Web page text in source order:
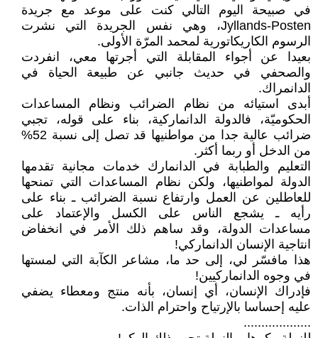
في صبيحة اليوم التالي كنت على موعد مع جريدة
Jyllands-Posten، وهي نفس الجريدة التي نشرت
الرسوم الكاريكاتورية لمحمد المرّة الأولى.
بعيدا عن أجواء المقابلة التي أجرتها معي، انفردت
والصحفي في حديث جانبي عن طبيعة الحياة في
الدانمراك.
أبدى استيائه من نظام الضرائب ونظام المساعدات
الحكوميّة، فالدولة الدانماركية، بناء على قوله، تجبي
ضرائب عالية جدا من مواطنيها قد تصل إلى نسبة 52%
من الدخل أو ربما أكثر.
التعليم والطبابة في الدانمارك خدمات مجانية تقدمها
الدولة لمواطنيها، ولكن نظام المساعدات التي تمنحها
للعاطلين عن العمل وارتفاع نسبة الضرائب ـ بناء على
رأيه ـ يشجع الناس على الكسل والإعتماد على
مساعدات الدولة، وقد ساهم ذلك الأمر في انخفاض
انتاجية الإنسان الدانماركي!
هذا مافسّر لي، إلى حد ما، مشاعر الكآبة التي لمستها
في وجوه الدانماركيين!
فإدراك الإنسان، أي إنسان، بأنه منتج ومعطاء يضفي
عليه إحساسا بالإرتياح واحترام الذات.
...................